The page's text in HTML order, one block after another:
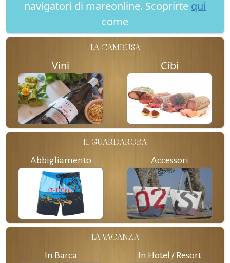
navigatori di mareonline. Scoprirte qui
come
LA CAMBUSA
Vini Cibi
IL GUARDAROBA
Abbigliamento Accessori
LA VACANZA
In Barca In Hotel / Resort